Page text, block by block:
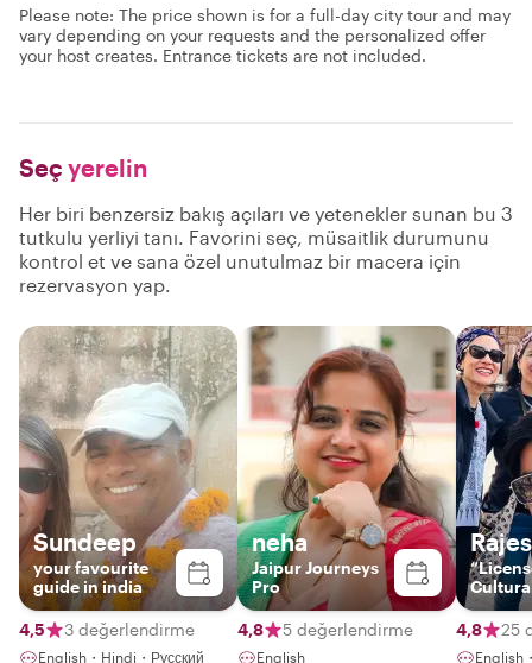
Please note: The price shown is for a full-day city tour and may
vary depending on your requests and the personalized offer
your host creates. Entrance tickets are not included.
Seç yerelin
Her biri benzersiz bakış açıları ve yetenekler sunan bu 3
tutkulu yerliyi tanı. Favorini seç, müsaitlik durumunu
kontrol et ve sana özel unutulmaz bir macera için
rezervasyon yap.
Sundeep
your favourite
guide in india
4,5 3 değerlendirme
English・Hindi・Русский
neha
Jaipur Journeys
Pro
4,8 5 değerlendirme
English
Jaipur
4,8 25
English